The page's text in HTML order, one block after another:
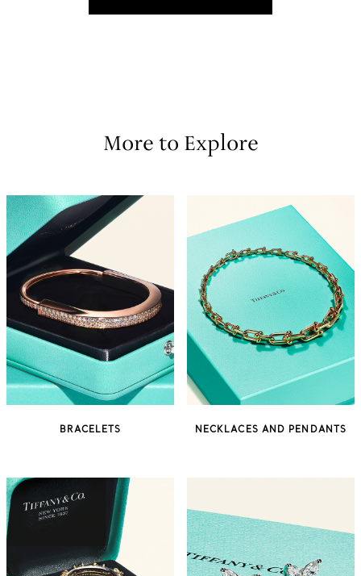
More to Explore
BRACELETS NECKLACES AND PENDANTS